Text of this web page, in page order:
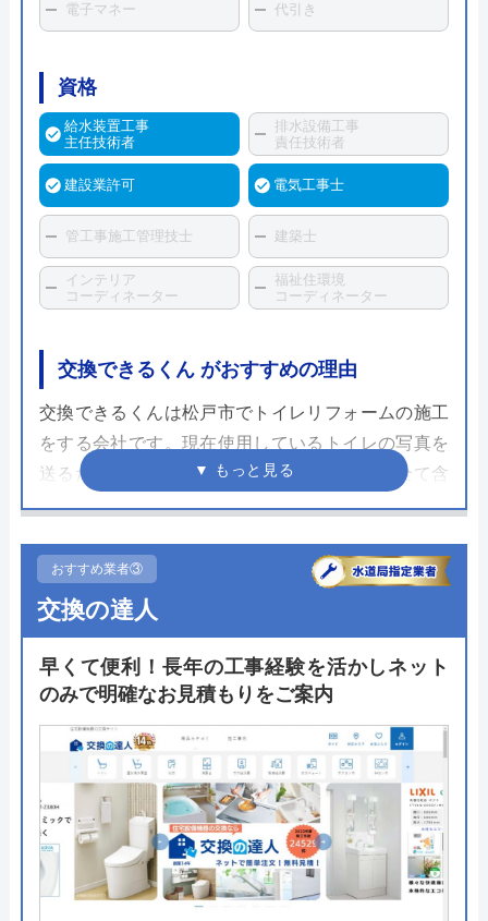
電子マネー 代引き
資格
給水装置工事
主任技術者
排水設備工事
責任技術者
建設業許可 電気工事士
管工事施工管理技士 建築士
インテリア
コーディネーター
福祉住環境
コーディネーター
交換できるくん がおすすめの理由
交換できるくんは松戸市でトイレリフォームの施工
をする会社です。現在使用しているトイレの写真を
送るだけで見積もりが可能で、工事費などを全て含
めた「まるごとサービスパック」による明朗会計が
アフターサービスについても専用の窓口を設けてお
り、万が一の不具合でもすぐ対応ができる環境が整
備されています。施工後にもらえる商品と工事の保
証書の期限は10年間。手厚いサポートがあるおかげ
フォームでも利用する方が多いようです。
公式サイトで
料金詳細を見る
今すぐ電話で相談する
0120-12-4353
おすすめ業者③
交換の達人
早くて便利！長年の工事経験を活かしネット
のみで明確なお見積もりをご案内